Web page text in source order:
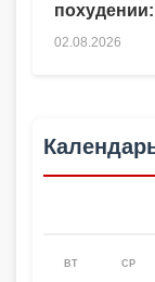
02.08.2026
ВТ СР